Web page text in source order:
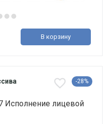
В корзину
-28%
Исполнение лицевой